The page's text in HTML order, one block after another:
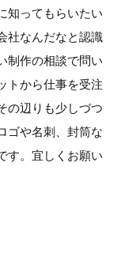
知ってもらいたい
社なんだなと認識
制作の相談で問い
トから仕事を受注
の辺りも少しづつ
ゴや名刺、封筒な
す。宜しくお願い